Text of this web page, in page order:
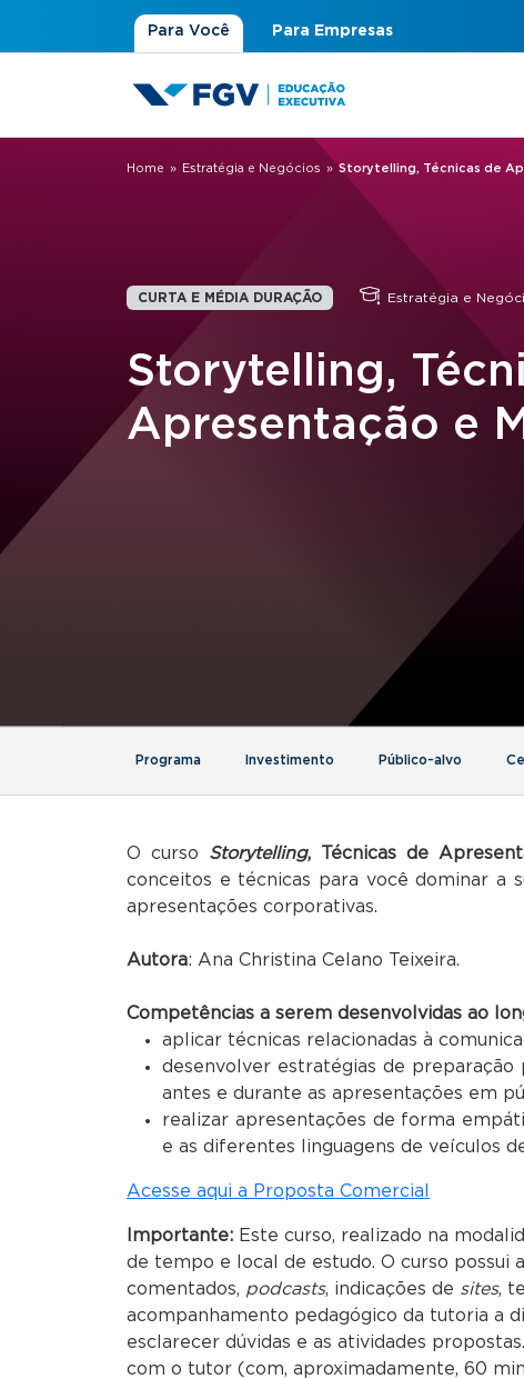
Para Você Para Empresas
Você está aqui
Home » Estratégia e Negócios » Storytelling, Técnicas de
CURTA E MÉDIA DURAÇÃO Estratégia e
Storytelling,
Apresentação e
Programa Investimento Público-alvo
O curso Storytelling, Técnicas de
conceitos e técnicas para você dominar a
apresentações corporativas.
Autora: Ana Christina Celano Teixeira.
Competências a serem desenvolvidas ao
aplicar técnicas relacionadas à
desenvolver estratégias de
antes e durante as apresentações em
realizar apresentações de forma
e as diferentes linguagens de veículos
Acesse aqui a Proposta Comercial
Importante: Este curso, realizado na
de tempo e local de estudo. O curso possui
comentados, podcasts, indicações de sites,
acompanhamento pedagógico da tutoria a
esclarecer dúvidas e as atividades
com o tutor (com, aproximadamente, 60